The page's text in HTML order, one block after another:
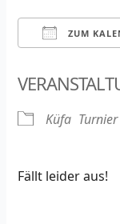
ZUM
Küfa Turnier
Fällt leider aus!